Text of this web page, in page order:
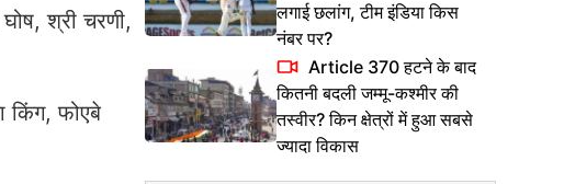
श्री चरणी,
किंग, फोएबे
लगाई छलांग, टीम इंडिया किस
नंबर पर?
Article 370 हटने के बाद
कितनी बदली जम्मू-कश्मीर की
तस्वीर? किन क्षेत्रों में हुआ सबसे
ज्यादा विकास